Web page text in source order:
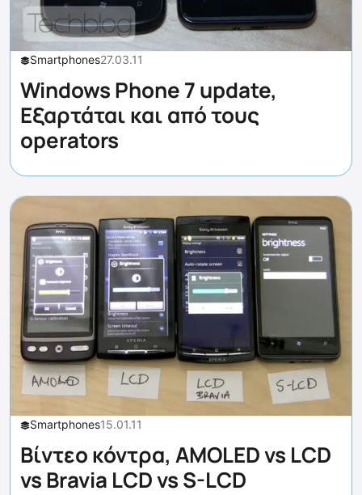
Smartphones27.03.11
Windows Phone 7 update,
Εξαρτάται και από τους
operators
Smartphones15.01.11
Βίντεο κόντρα, AMOLED vs LCD
vs Bravia LCD vs S-LCD